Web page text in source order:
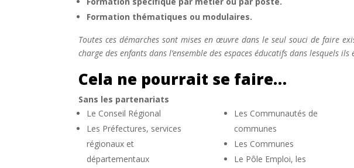
Formation thématiques ou modulaires.
Toutes ces démarches sont mises en œuvre dans le seul souci de faire
charge des enfants dans l’ensemble des espaces éducatifs dans lesquels ils
Cela ne pourrait se faire…
Sans les partenariats
Le Conseil Régional
Les Préfectures, services
régionaux et
départementaux
Les Communautés de
communes
Les Communes
Le Pôle Emploi, les